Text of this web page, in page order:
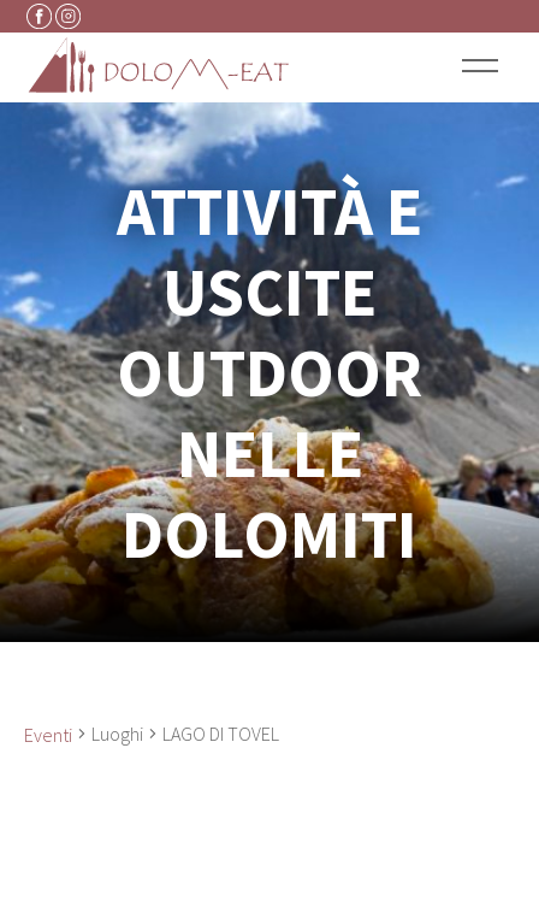
Vai al contenuto
ATTIVITÀ E
USCITE
OUTDOOR
NELLE
DOLOMITI
Eventi Luoghi LAGO DI TOVEL